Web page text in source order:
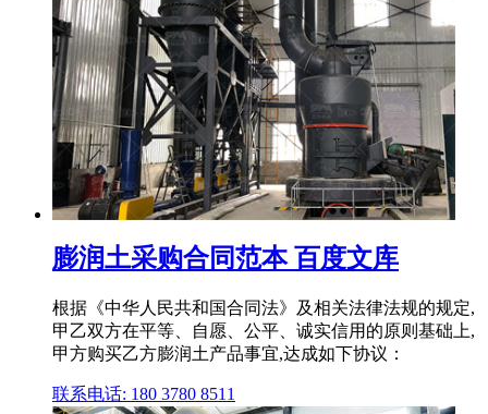
膨润土采购合同范本 百度文库
根据《中华人民共和国合同法》及相关法律法规的规定,
甲乙双方在平等、自愿、公平、诚实信用的原则基础上,
甲方购买乙方膨润土产品事宜,达成如下协议：
联系电话: 180 3780 8511